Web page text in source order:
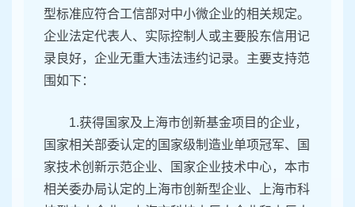
型标准应符合工信部对中小微企业的相关规定。
企业法定代表人、实际控制人或主要股东信用记
录良好，企业无重大违法违约记录。主要支持范
围如下：
1.获得国家及上海市创新基金项目的企业，
国家相关部委认定的国家级制造业单项冠军、国
家技术创新示范企业、国家企业技术中心，本市
相关委办局认定的上海市创新型企业、上海市科